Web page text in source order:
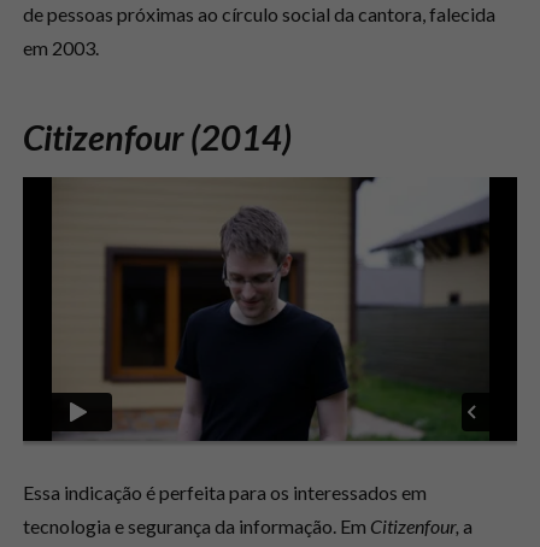
de pessoas próximas ao círculo social da cantora, falecida
em 2003.
Citizenfour (2014)
Essa indicação é perfeita para os interessados em
tecnologia e segurança da informação. Em Citizenfour, a